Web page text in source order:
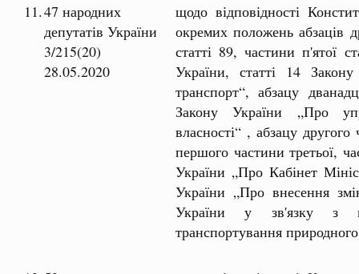
11.47 народних
депутатів України
3/215(20)
28.05.2020
щодо відповідності
окремих положень абзаців
статті 89, частини п'ятої
України, статті 14
транспорт“, абзацу
Закону України „Про
власності“ , абзацу
першого частини третьої,
України „Про Кабінет
України „Про внесення
України у зв'язку з
транспортування